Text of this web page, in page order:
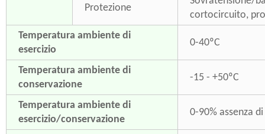
Protezione
cortocircuito,
Temperatura ambiente di
esercizio
0-40ºC
Temperatura ambiente di
conservazione
-15 - +50ºC
Temperatura ambiente di
esercizio/conservazione
0-90% assenza